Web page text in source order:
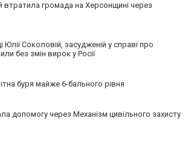
втратила громада на Херсонщині через
Юлії Соколовій, засудженій у справі про
без змін вирок у Росії
буря майже 6-бального рівня
допомогу через Механізм цивільного захисту